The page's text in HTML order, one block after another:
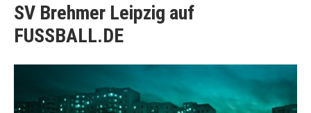
SV Brehmer Leipzig auf
FUSSBALL.DE